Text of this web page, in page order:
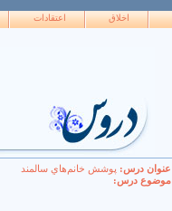
اخلاق اعتقادات
عنوان درس: پوشش خانم‌هاي سالمند
موضوع درس: